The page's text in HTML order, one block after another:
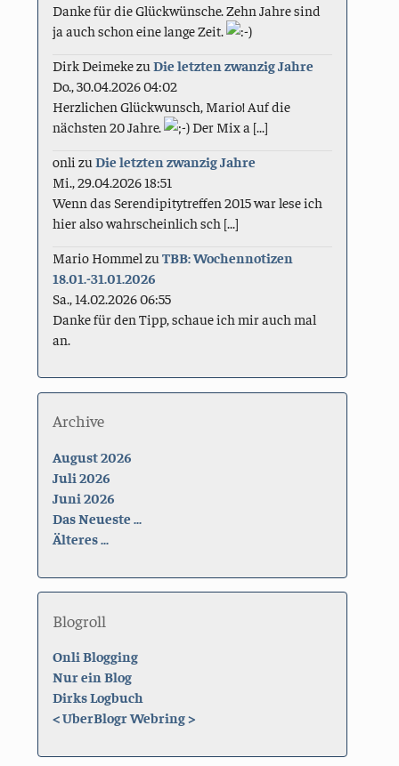
Danke für die Glückwünsche. Zehn Jahre sind
ja auch schon eine lange Zeit.
Dirk DeimekezuDie letzten zwanzig Jahre
Do., 30.04.2026 04:02
Herzlichen Glückwunsch, Mario! Auf die
nächsten 20 Jahre.
Der Mix a [...]
onli zuDie letzten zwanzig Jahre
Mi., 29.04.2026 18:51
Wenn das Serendipitytreffen 2015 war lese ich
hier also wahrscheinlich sch [...]
Mario Hommel zuTBB: Wochennotizen
18.01.-31.01.2026
Sa., 14.02.2026 06:55
Danke für den Tipp, schaue ich mir auch mal
an.
Archive
August 2026
Juli 2026
Juni 2026
Das Neueste ...
Älteres ...
Blogroll
Onli Blogging
Nur ein Blog
Dirks Logbuch
<UberBlogr Webring>